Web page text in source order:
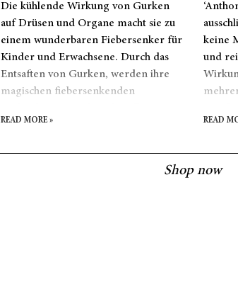
Die kühlende Wirkung von Gurken
auf Drüsen und Organe macht sie zu
einem wunderbaren Fiebersenker für
Kinder und Erwachsene. Durch das
Entsaften von Gurken, werden ihre
magischen fiebersenkenden
freigesetzt, die das Fieber wie Wasser
READ MORE »
keine
und
READ
Shop now